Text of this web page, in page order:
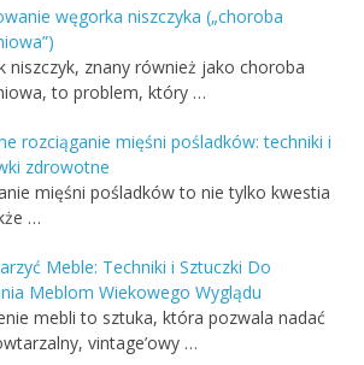
węgorka niszczyka („choroba
niszczyk, znany również jako choroba
to problem, który …
rozciąganie mięśni pośladków: techniki i
zdrowotne
mięśni pośladków to nie tylko kwestia
…
Meble: Techniki i Sztuczki Do
Meblom Wiekowego Wyglądu
mebli to sztuka, która pozwala nadać
vintage’owy …